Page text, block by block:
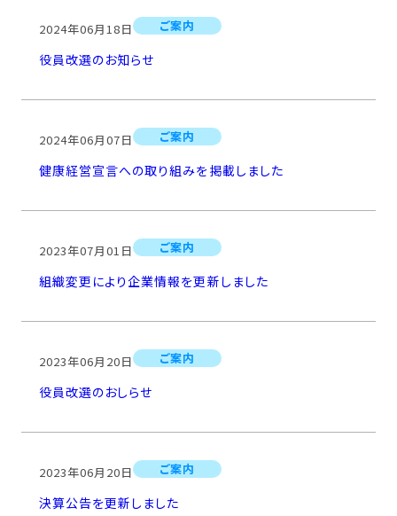
2024年06月18日 ご案内
役員改選のお知らせ
2024年06月07日 ご案内
健康経営宣言への取り組みを掲載しました
2023年07月01日 ご案内
組織変更により企業情報を更新しました
2023年06月20日 ご案内
役員改選のおしらせ
2023年06月20日 ご案内
決算公告を更新しました